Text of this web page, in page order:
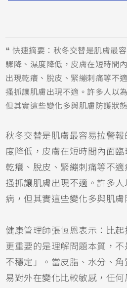
❝ 快速摘要：秋冬交替是肌膚最
驟降、濕度降低，皮膚在短時間
出現乾癢、脫皮、緊繃刺痛等不
搔抓讓肌膚出現不適。許多人以
但其實這些變化多與肌膚防護狀
秋冬交替是肌膚最容易拉警
度降低，皮膚在短時間內面
乾癢、脫皮、緊繃刺痛等不
搔抓讓肌膚出現不適。許多
病，但其實這些變化多與肌膚
健康管理師張恆恩表示：比起
更重要的是理解問題本質，
不穩定」。當皮脂、水分、
易對外在變化比較敏感，任